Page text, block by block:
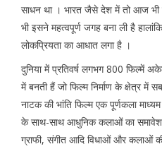
साधन था । भारत जैसे देश में तो आज भी
भी इसने महत्वपूर्ण जगह बना ली है
लोकप्रियता का आधात लगा है ।
दुनिया में प्रतिवर्ष लगभग 800 फिल्में
में बनती हैं जो फिल्म निर्माण के क्षेत्र में
नाटक की भांति फिल्म एक पूर्णकला
के साथ-साथ आधुनिक कलाओं का समावेश
ग्राफी, संगीत आदि विधाओं और कलाओं